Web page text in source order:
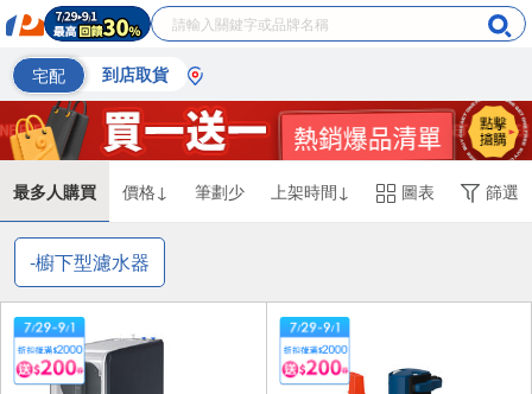
宅配 到店取貨
最多人購買 價格↓ 筆劃少 上架時間↓ 圖表 篩選
-櫥下型濾水器